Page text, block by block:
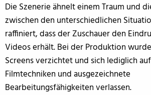
Die Szenerie ähnelt einem Traum und
zwischen den unterschiedlichen
raffiniert, dass der Zuschauer den
Videos erhält. Bei der Produktion
Screens verzichtet und sich lediglich
Filmtechniken und ausgezeichnete
Bearbeitungsfähigkeiten verlassen.